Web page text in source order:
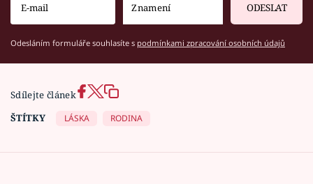
ODESLAT
Odesláním formuláře souhlasíte s podmínkami zpracování osobních údajů
Sdílejte článek
ŠTÍTKY
LÁSKA RODINA